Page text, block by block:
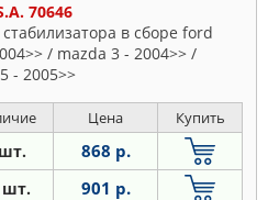
70646
в сборе ford
/ mazda 3 - 2004>> /
- 2005>>
Цена Купить
868 р.
шт. 901 р.